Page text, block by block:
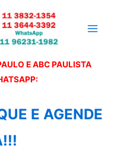
E ABC PAULISTA
E AGENDE